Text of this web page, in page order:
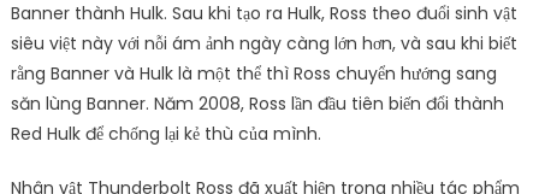
Banner thành Hulk. Sau khi tạo ra Hulk, Ross theo đuổi sinh vật
siêu việt này với nỗi ám ảnh ngày càng lớn hơn, và sau khi biết
rằng Banner và Hulk là một thể thì Ross chuyển hướng sang
săn lùng Banner. Năm 2008, Ross lần đầu tiên biến đổi thành
Red Hulk để chống lại kẻ thù của mình.
Nhân vật Thunderbolt Ross đã xuất hiện trong nhiều tác phẩm